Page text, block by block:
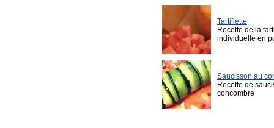
Tartiflette
Recette de la
individuelle en
Saucisson au
Recette de
concombre